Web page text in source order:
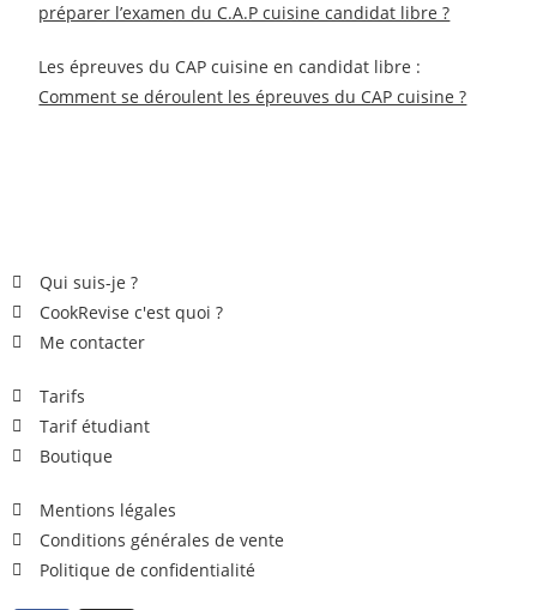
préparer l’examen du C.A.P cuisine candidat libre ?
Les épreuves du CAP cuisine en candidat libre :
Comment se déroulent les épreuves du CAP cuisine ?
Qui suis-je ?
CookRevise c'est quoi ?
Me contacter
Tarifs
Tarif étudiant
Boutique
Mentions légales
Conditions générales de vente
Politique de confidentialité